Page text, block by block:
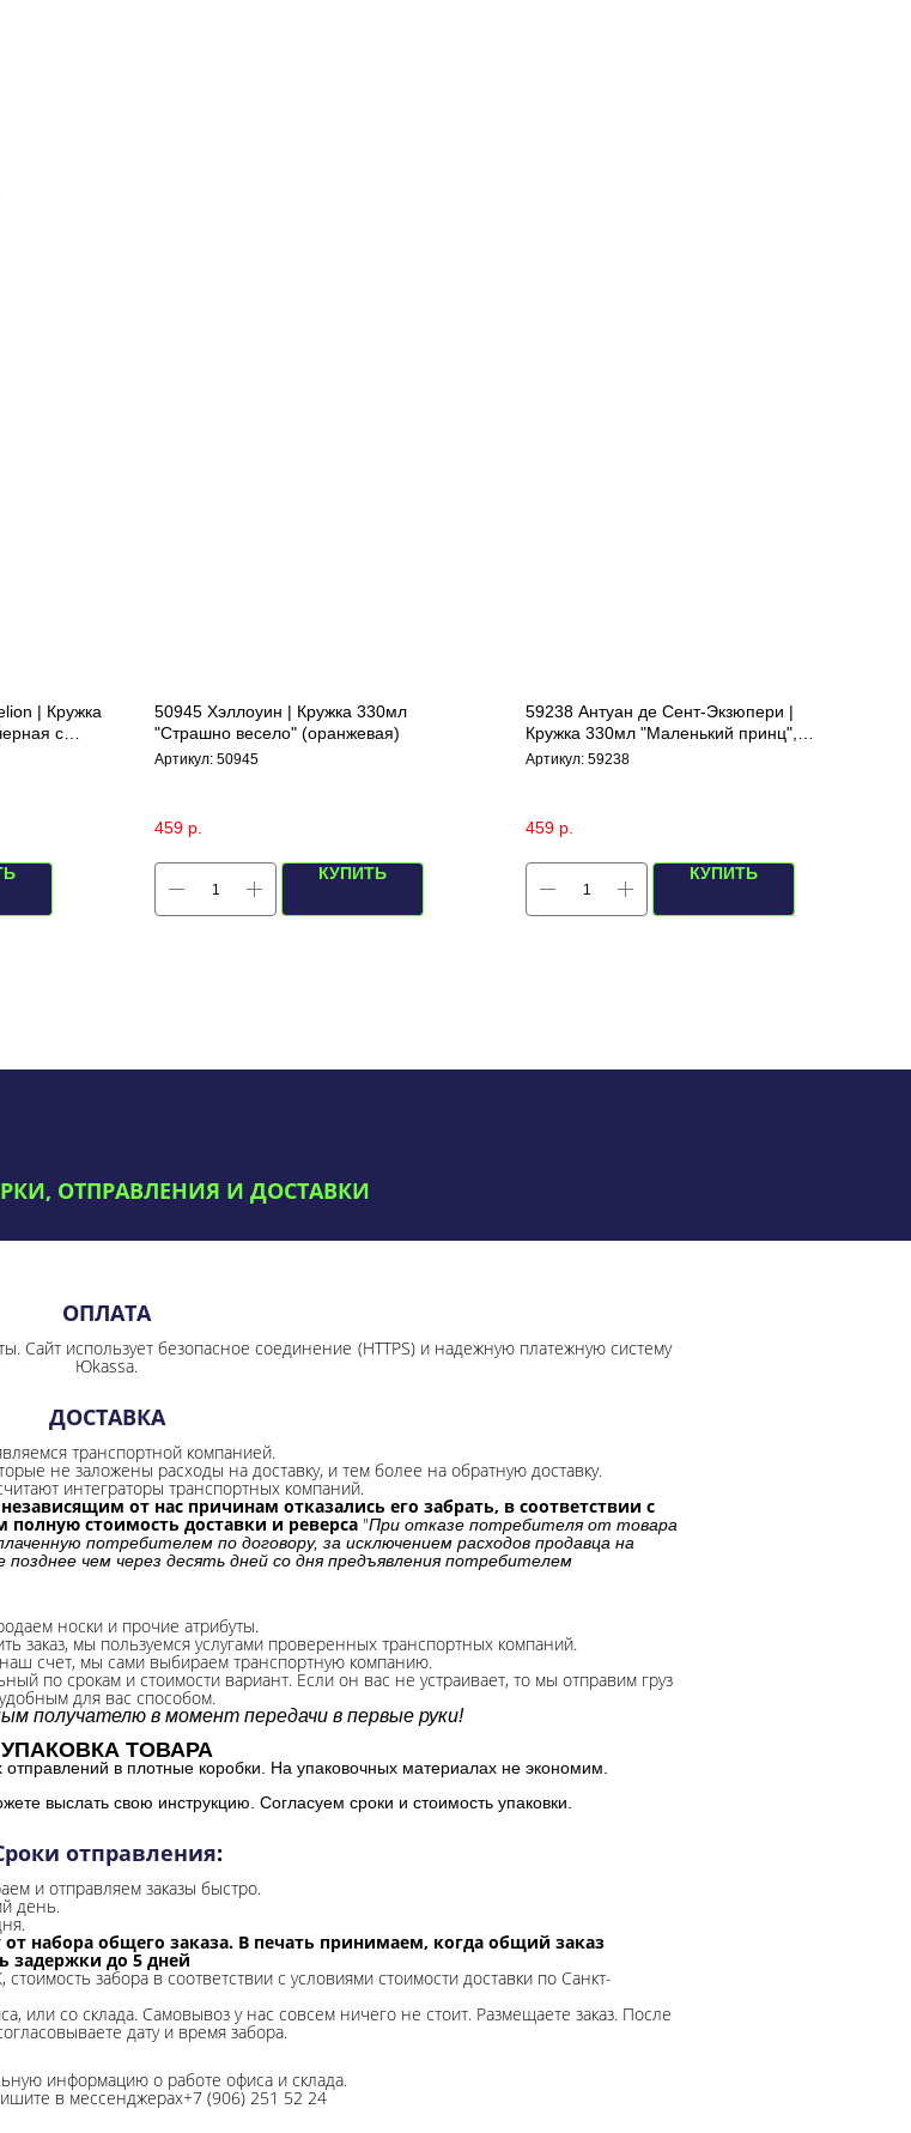
| Кружка
с
50945 Хэллоуин | Кружка 330мл
"Страшно весело" (оранжевая)
Артикул: 50945
459 р.
КУПИТЬ
59238 Антуан де Сент-Экзюпери |
Кружка 330мл "Маленький принц",
(желтая)
Артикул: 59238
459 р.
КУПИТЬ
ОТПРАВЛЕНИЯ И ДОСТАВКИ
ОПЛАТА
Сайт использует безопасное соединение (HTTPS) и надежную платежную систему
Юkassa.
ДОСТАВКА
транспортной компанией.
не заложены расходы на доставку, и тем более на обратную доставку.
интеграторы транспортных компаний.
от нас причинам отказались его забрать, в соответствии с
стоимость доставки и реверса "При отказе потребителя от товара
потребителем по договору, за исключением расходов продавца на
чем через десять дней со дня предъявления потребителем
носки и прочие атрибуты.
заказ, мы пользуемся услугами проверенных транспортных компаний.
наш счет, мы сами выбираем транспортную компанию.
по срокам и стоимости вариант. Если он вас не устраивает, то мы отправим груз
удобным для вас способом.
получателю в момент передачи в первые руки!
УПАКОВКА ТОВАРА
в плотные коробки. На упаковочных материалах не экономим.
выслать свою инструкцию. Согласуем сроки и стоимость упаковки.
отправления:
и отправляем заказы быстро.
день.
набора общего заказа. В печать принимаем, когда общий заказ
задержки до 5 дней
забора в соответствии с условиями стоимости доставки по Санкт-
или со склада. Самовывоз у нас совсем ничего не стоит. Размещаете заказ. После
дату и время забора.
информацию о работе офиса и склада.
в мессенджерах+7 (906) 251 52 24